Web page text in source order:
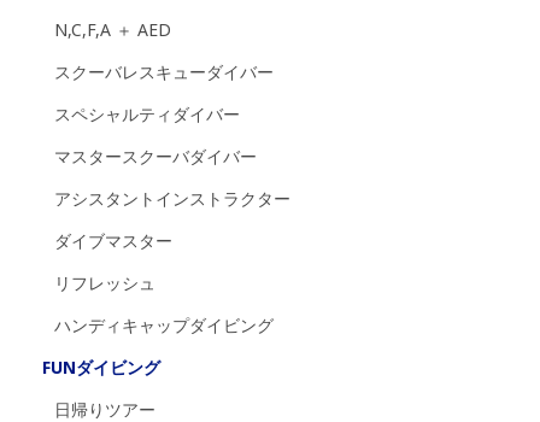
N,C,F,A ＋ AED
スクーバレスキューダイバー
スペシャルティダイバー
マスタースクーバダイバー
アシスタントインストラクター
ダイブマスター
リフレッシュ
ハンディキャップダイビング
FUNダイビング
日帰りツアー